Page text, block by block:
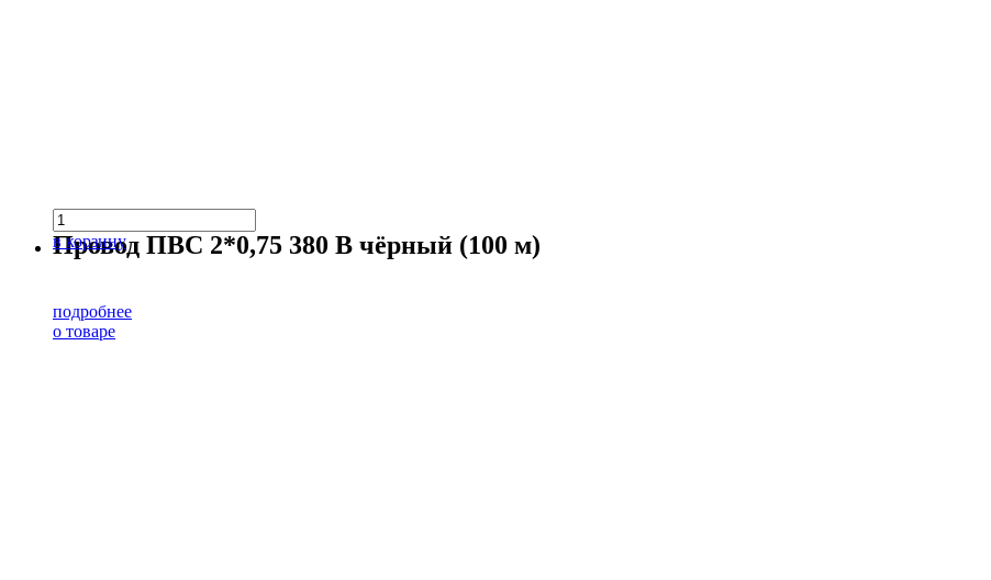
в корзину
Провод ПВС 2*0,75 380 В чёрный (100 м)
подробнее
о товаре